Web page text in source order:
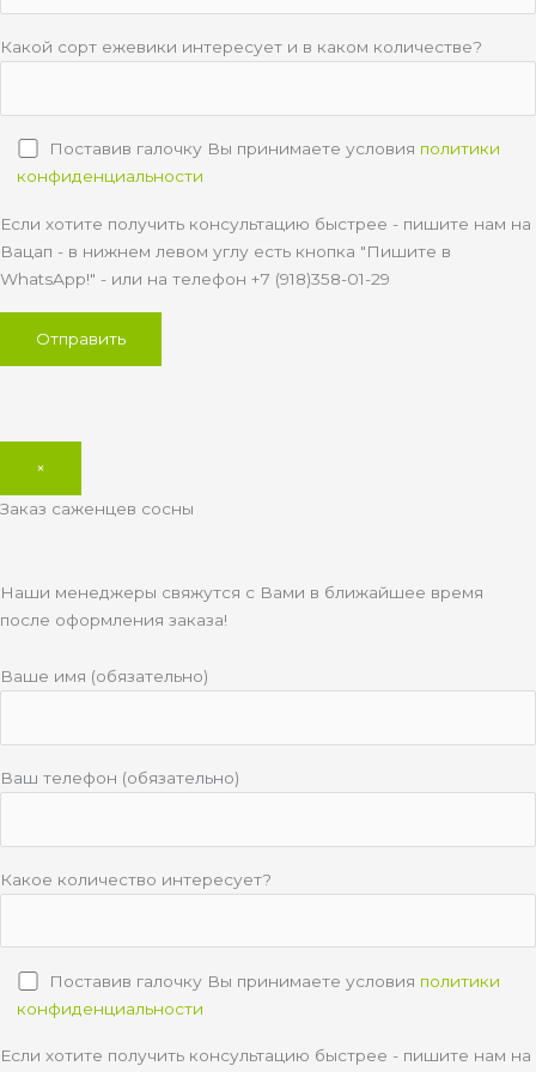
Какой сорт ежевики интересует и в каком количестве?
Поставив галочку Вы принимаете условия политики
конфиденциальности
Если хотите получить консультацию быстрее - пишите нам на
Вацап - в нижнем левом углу есть кнопка "Пишите в
WhatsApp!" - или на телефон +7 (918)358-01-29
×
Заказ саженцев сосны
Наши менеджеры свяжутся с Вами в ближайшее время
после оформления заказа!
Ваше имя (обязательно)
Ваш телефон (обязательно)
Какое количество интересует?
Поставив галочку Вы принимаете условия политики
конфиденциальности
Если хотите получить консультацию быстрее - пишите нам на